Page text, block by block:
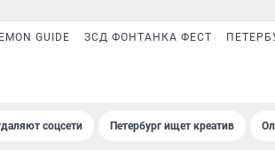
GUIDE ЗСД ФОНТАНКА ФЕСТ
соцсети Петербург ищет креатив